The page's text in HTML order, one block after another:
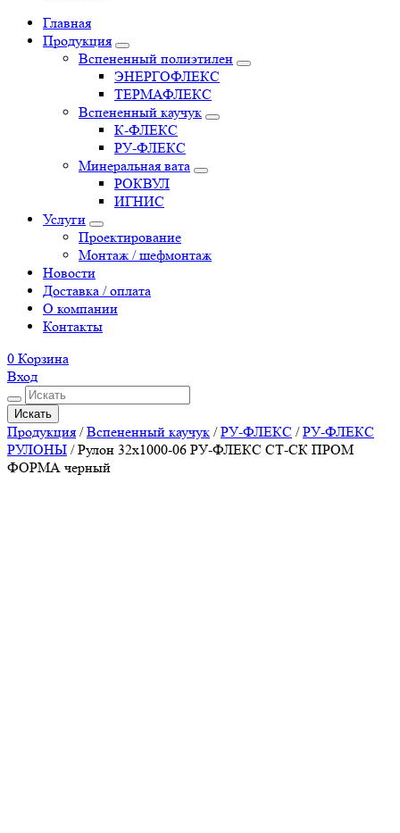
Главная
Продукция
Вспененный полиэтилен
ЭНЕРГОФЛЕКС
ТЕРМАФЛЕКС
Вспененный каучук
К-ФЛЕКС
РУ-ФЛЕКС
Минеральная вата
РОКВУЛ
ИГНИС
Услуги
Проектирование
Монтаж / шефмонтаж
Новости
Доставка / оплата
О компании
Контакты
0 Корзина
Вход
Искать
Продукция /Вспененный каучук /РУ-ФЛЕКС /РУ-ФЛЕКС
РУЛОНЫ /Рулон 32х1000-06 РУ-ФЛЕКС СТ-СК ПРОМ
ФОРМА черный